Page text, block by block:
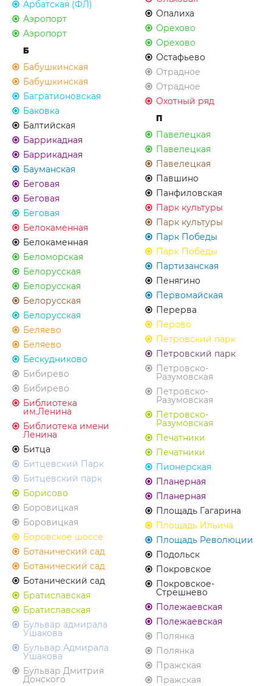
Арбатская (ФЛ)
Аэропорт
Аэропорт
Б
Бабушкинская
Бабушкинская
Багратионовская
Баковка
Балтийская
Баррикадная
Баррикадная
Бауманская
Беговая
Беговая
Беговая
Белокаменная
Белокаменная
Беломорская
Белорусская
Белорусская
Белорусская
Белорусская
Беляево
Беляево
Бескудниково
Бибирево
Бибирево
Библиотека
им.Ленина
Библиотека имени
Ленина
Битца
Битцевский Парк
Битцевский парк
Борисово
Боровицкая
Боровицкая
Боровское шоссе
Ботанический сад
Ботанический сад
Ботанический сад
Братиславская
Братиславская
Бульвар адмирала
Ушакова
Бульвар Адмирала
Ушакова
Бульвар Дмитрия
Донского
Опалиха
Орехово
Орехово
Остафьево
Отрадное
Отрадное
Охотный ряд
П
Павелецкая
Павелецкая
Павелецкая
Павшино
Панфиловская
Парк культуры
Парк культуры
Парк Победы
Парк Победы
Партизанская
Пенягино
Первомайская
Перерва
Перово
Петровский парк
Петровский парк
Петровско-
Разумовская
Петровско-
Разумовская
Петровско-
Разумовская
Печатники
Печатники
Пионерская
Планерная
Планерная
Площадь Гагарина
Площадь Ильича
Площадь Революции
Подольск
Покровское
Покровское-
Стрешнево
Полежаевская
Полежаевская
Полянка
Полянка
Пражская
Пражская